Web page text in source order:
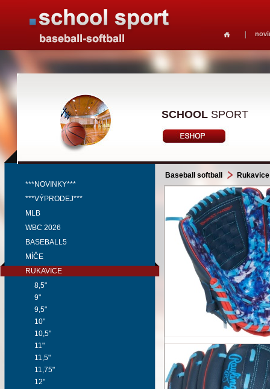
SCHOOL SPORT
***NOVINKY***
***VÝPRODEJ***
MLB
WBC 2026
BASEBALL5
MÍČE
RUKAVICE
8,5"
9"
9,5"
10"
10,5"
11"
11,5"
11,75"
12"
Baseball softball Rukavice